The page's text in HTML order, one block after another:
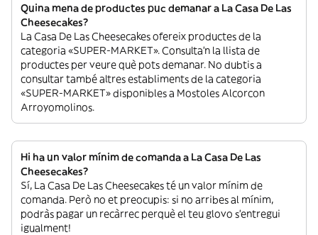
Quina mena de productes puc demanar a La Casa De Las
Cheesecakes?
La Casa De Las Cheesecakes ofereix productes de la
categoria «SUPER-MARKET». Consulta’n la llista de
productes per veure què pots demanar. No dubtis a
consultar també altres establiments de la categoria
«SUPER-MARKET» disponibles a Mostoles Alcorcon
Arroyomolinos.
Hi ha un valor mínim de comanda a La Casa De Las
Cheesecakes?
Sí, La Casa De Las Cheesecakes té un valor mínim de
comanda. Però no et preocupis: si no arribes al mínim,
podràs pagar un recàrrec perquè el teu glovo s’entregui
igualment!